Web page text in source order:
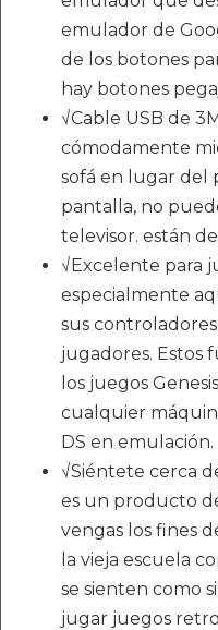
emulador de
de los botones
hay botones
√Cable USB de
cómodamente
sofá en lugar del
pantalla, no
televisor. están
√Excelente para
especialmente
sus controladores
jugadores. Estos
los juegos
cualquier
DS en emulación.
√Siéntete cerca
es un producto
vengas los fines
la vieja escuela
se sienten como
jugar juegos